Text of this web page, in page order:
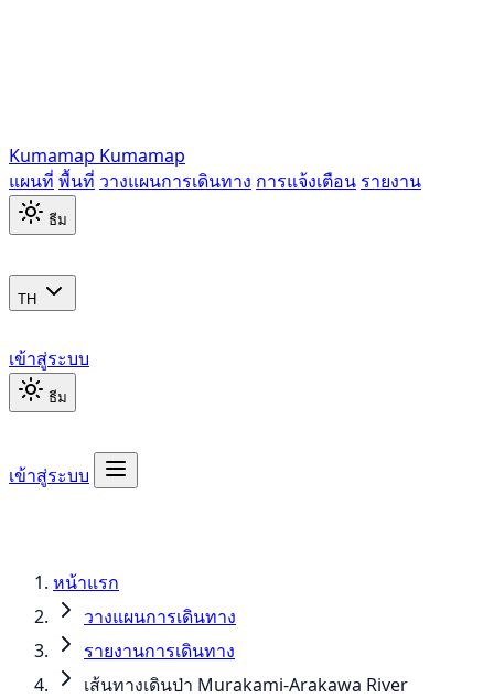
Kumamap Kumamap
แผนที่ พื้นที่ วางแผนการเดินทาง การแจ้งเตือน รายงาน
ธีม
TH
เข้าสู่ระบบ
ธีม
เข้าสู่ระบบ
หน้าแรก
วางแผนการเดินทาง
รายงานการเดินทาง
เส้นทางเดินป่า Murakami-Arakawa River